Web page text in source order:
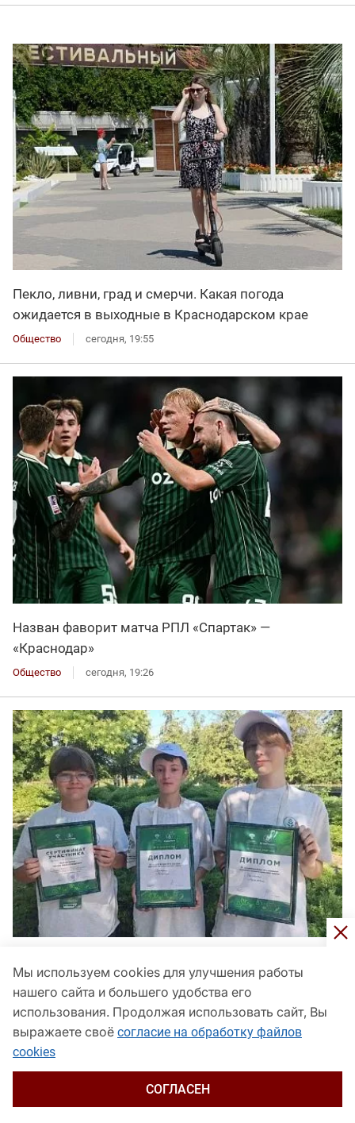
Пекло, ливни, град и смерчи. Какая погода
ожидается в выходные в Краснодарском крае
Общество сегодня, 19:55
Назван фаворит матча РПЛ «Спартак» —
«Краснодар»
Общество сегодня, 19:26
«АгроСмены-2026»
сегодня, 19:08
Мы используем cookies для улучшения работы
нашего сайта и большего удобства его
использования. Продолжая использовать сайт, Вы
выражаете своё согласие на обработку файлов
cookies
СОГЛАСЕН